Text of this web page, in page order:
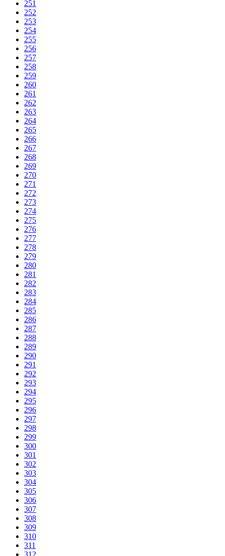
251
252
253
254
255
256
257
258
259
260
261
262
263
264
265
266
267
268
269
270
271
272
273
274
275
276
277
278
279
280
281
282
283
284
285
286
287
288
289
290
291
292
293
294
295
296
297
298
299
300
301
302
303
304
305
306
307
308
309
310
311